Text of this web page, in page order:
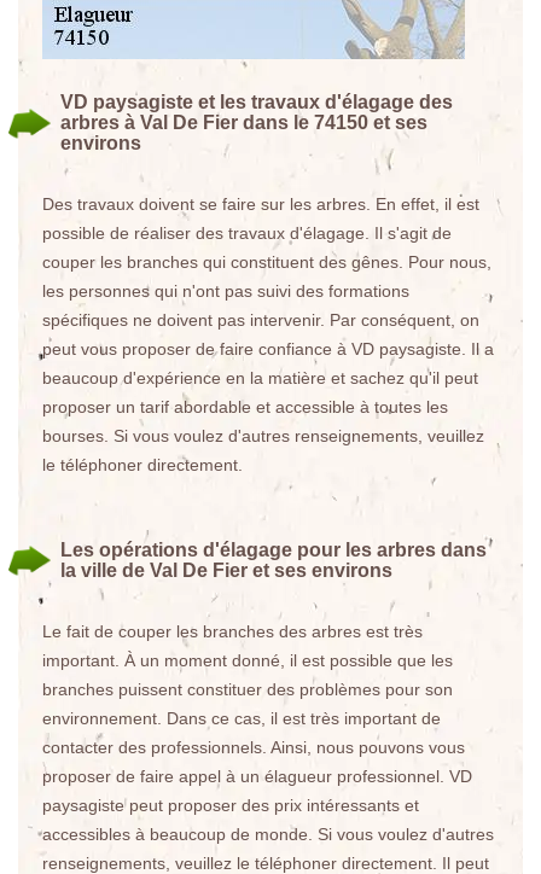
VD paysagiste et les travaux d'élagage des
arbres à Val De Fier dans le 74150 et ses
environs
Des travaux doivent se faire sur les arbres. En effet, il est
possible de réaliser des travaux d'élagage. Il s'agit de
couper les branches qui constituent des gênes. Pour nous,
les personnes qui n'ont pas suivi des formations
spécifiques ne doivent pas intervenir. Par conséquent, on
peut vous proposer de faire confiance à VD paysagiste. Il a
beaucoup d'expérience en la matière et sachez qu'il peut
proposer un tarif abordable et accessible à toutes les
bourses. Si vous voulez d'autres renseignements, veuillez
le téléphoner directement.
Les opérations d'élagage pour les arbres dans
la ville de Val De Fier et ses environs
Le fait de couper les branches des arbres est très
important. À un moment donné, il est possible que les
branches puissent constituer des problèmes pour son
environnement. Dans ce cas, il est très important de
contacter des professionnels. Ainsi, nous pouvons vous
proposer de faire appel à un élagueur professionnel. VD
paysagiste peut proposer des prix intéressants et
accessibles à beaucoup de monde. Si vous voulez d'autres
renseignements, veuillez le téléphoner directement. Il peut